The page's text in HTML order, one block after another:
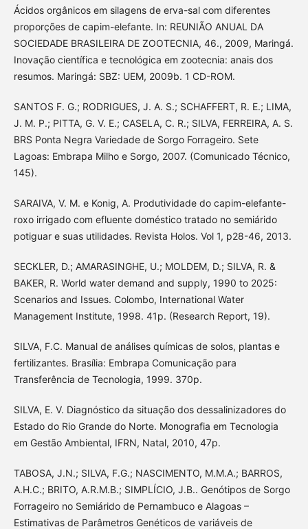
Ácidos orgânicos em silagens de erva-sal com diferentes
proporções de capim-elefante. In: REUNIÃO ANUAL DA
SOCIEDADE BRASILEIRA DE ZOOTECNIA, 46., 2009, Maringá.
Inovação científica e tecnológica em zootecnia: anais dos
resumos. Maringá: SBZ: UEM, 2009b. 1 CD-ROM.
SANTOS F. G.; RODRIGUES, J. A. S.; SCHAFFERT, R. E.; LIMA,
J. M. P.; PITTA, G. V. E.; CASELA, C. R.; SILVA, FERREIRA, A. S.
BRS Ponta Negra Variedade de Sorgo Forrageiro. Sete
Lagoas: Embrapa Milho e Sorgo, 2007. (Comunicado Técnico,
145).
SARAIVA, V. M. e Konig, A. Produtividade do capim-elefante-
roxo irrigado com efluente doméstico tratado no semiárido
potiguar e suas utilidades. Revista Holos. Vol 1, p28-46, 2013.
SECKLER, D.; AMARASINGHE, U.; MOLDEM, D.; SILVA, R. &
BAKER, R. World water demand and supply, 1990 to 2025:
Scenarios and Issues. Colombo, International Water
Management Institute, 1998. 41p. (Research Report, 19).
SILVA, F.C. Manual de análises químicas de solos, plantas e
fertilizantes. Brasília: Embrapa Comunicação para
Transferência de Tecnologia, 1999. 370p.
SILVA, E. V. Diagnóstico da situação dos dessalinizadores do
Estado do Rio Grande do Norte. Monografia em Tecnologia
em Gestão Ambiental, IFRN, Natal, 2010, 47p.
TABOSA, J.N.; SILVA, F.G.; NASCIMENTO, M.M.A.; BARROS,
A.H.C.; BRITO, A.R.M.B.; SIMPLÍCIO, J.B.. Genótipos de Sorgo
Forrageiro no Semiárido de Pernambuco e Alagoas –
Estimativas de Parâmetros Genéticos de variáveis de